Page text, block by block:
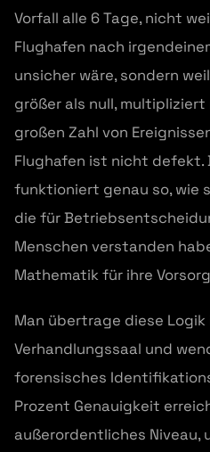
Vorfall alle 6 Tage, nicht
Flughafen nach
unsicher wäre, sondern
größer als null,
großen Zahl von
Flughafen ist nicht defekt.
funktioniert genau so, wie
die für
Menschen verstanden
Mathematik für ihre
Man übertrage diese Logik
Verhandlungssaal und
forensisches
Prozent Genauigkeit
außerordentliches Niveau,